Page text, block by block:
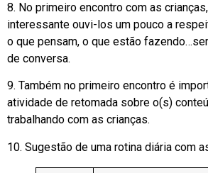
8. No primeiro encontro com as
interessante ouvi-los um pouco a
o que pensam, o que estão
de conversa.
9. Também no primeiro encontro é
atividade de retomada sobre o(s)
trabalhando com as crianças.
10. Sugestão de uma rotina diária com